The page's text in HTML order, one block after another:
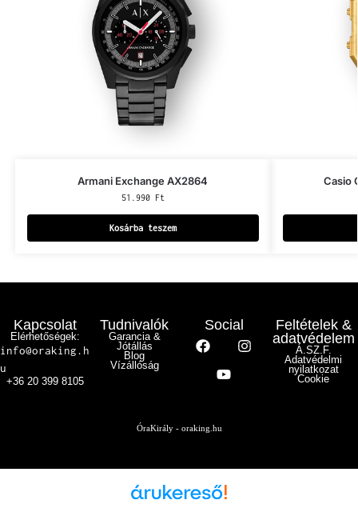
Armani Exchange AX2864
51.990 Ft
Kosárba teszem
Casio
Kapcsolat
Elérhetőségek:
info@oraking.h
u
+36 20 399 8105
Tudnivalók
Garancia &
Jótállás
Blog
Vízállóság
Social
Feltételek &
adatvédelem
Á.SZ.F.
Adatvédelmi
nyilatkozat
Cookie
ÓraKirály - oraking.hu